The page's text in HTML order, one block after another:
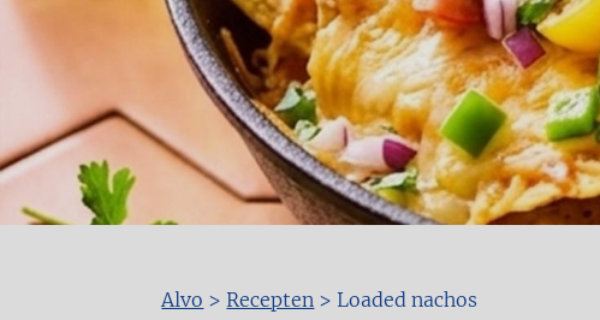
Alvo > Recepten > Loaded nachos